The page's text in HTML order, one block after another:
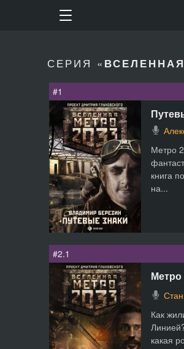
СЕРИЯ «
#1
Метро
книга
на...
#2.1
Как
какая